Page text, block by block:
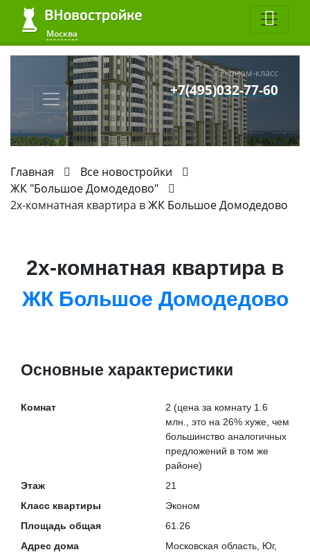
Москва
Эконом-класс
+7(495)032-77-60
Главная
Все новостройки
ЖК "Большое Домодедово"
2х-комнатная квартира вЖК Большое Домодедово
2х-комнатная квартира в
ЖК Большое Домодедово
Основные характеристики
Комнат 2 (цена за комнату 1.6
млн., это на 26% хуже , чем
большинство аналогичных
предложений в том же
районе)
Этаж
21
Класс квартиры
Эконом
Площадь общая
61.26
Адрес дома
Московская область, Юг,